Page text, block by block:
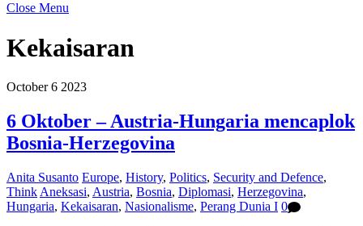
Close Menu
Kekaisaran
October 6 2023
6 Oktober – Austria-Hungaria mencaplok
Bosnia-Herzegovina
Anita Susanto Europe, History, Politics, Security and Defence,
Think Aneksasi, Austria, Bosnia, Diplomasi, Herzegovina,
Hungaria, Kekaisaran, Nasionalisme, Perang Dunia I 0